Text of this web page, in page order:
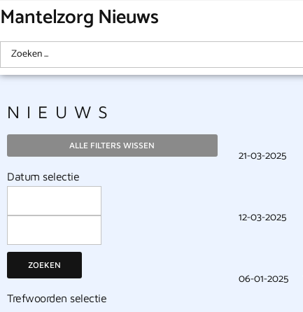
Mantelzorg Nieuws
NIEUWS
ALLE FILTERS WISSEN
Datum selectie
ZOEKEN
Trefwoorden selectie
21-03-2025
12-03-2025
06-01-2025